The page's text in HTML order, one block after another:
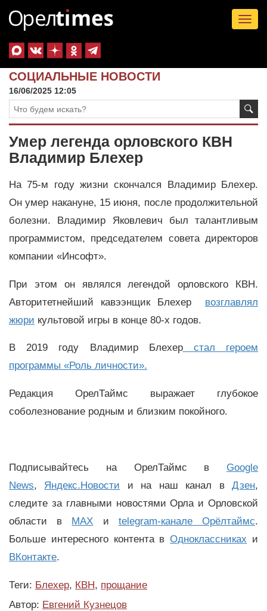
СОЦИАЛЬНЫЕ НОВОСТИ
16/06/2025 12:05
Умер легенда орловского КВН
Владимир Блехер
На 75-м году жизни скончался Владимир Блехер.
Он умер накануне, 15 июня, после продолжительной
болезни. Владимир Яковлевич был талантливым
программистом, председателем совета директоров
компании «Инсофт».
При этом он являлся легендой орловского КВН.
Авторитетнейший кавээнщик Блехер возглавлял
жюри культовой игры в конце 80-х годов.
В 2019 году Владимир Блехер
стал героем
программы «Роль личности».
Редакция ОрелТаймс выражает глубокое
соболезнование родным и близким покойного.
Подписывайтесь на ОрелТаймс в Google
News, Яндекс.Новости и на наш канал вДзен,
следите за главными новостями Орла и Орловской
области в MAX и telegram-канале Орёлтаймс.
Больше интересного контента вОдноклассниках и
ВКонтакте.
Теги: Блехер, КВН, прощание
Автор: Евгений Кузнецов